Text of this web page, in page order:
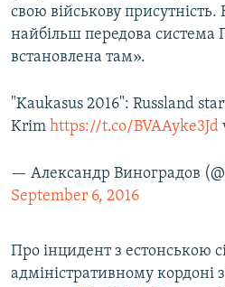
свою військову
найбільш передова система
встановлена там».
"Kaukasus 2016": Russland
Krim https://t.co/BVAAyke3Jd
— Александр Виноградов
September 6, 2016
Про інцидент з естонською
адміністративному кордоні